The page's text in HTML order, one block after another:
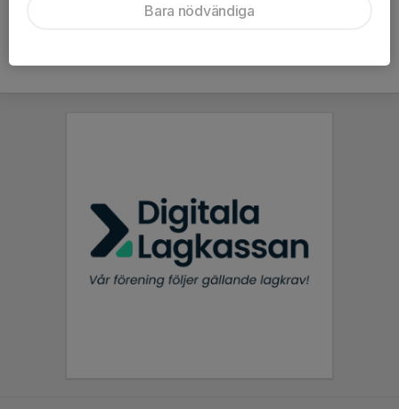
Bara nödvändiga